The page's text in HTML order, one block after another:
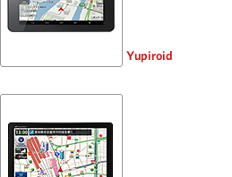
Yupiroid